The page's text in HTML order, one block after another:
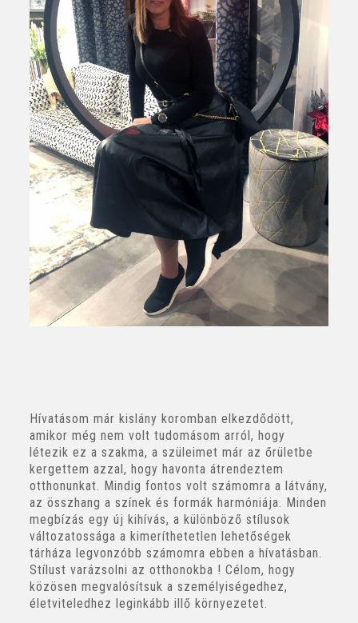
Hívatásom már kislány koromban elkezdődött,
amikor még nem volt tudomásom arról, hogy
létezik ez a szakma, a szüleimet már az őrületbe
kergettem azzal, hogy havonta átrendeztem
otthonunkat. Mindig fontos volt számomra a látvány,
az összhang a színek és formák harmóniája. Minden
megbízás egy új kihívás, a különböző stílusok
változatossága a kimeríthetetlen lehetőségek
tárháza legvonzóbb számomra ebben a hívatásban.
Stílust varázsolni az otthonokba ! Célom, hogy
közösen megvalósítsuk a személyiségedhez,
életviteledhez leginkább illő környezetet.